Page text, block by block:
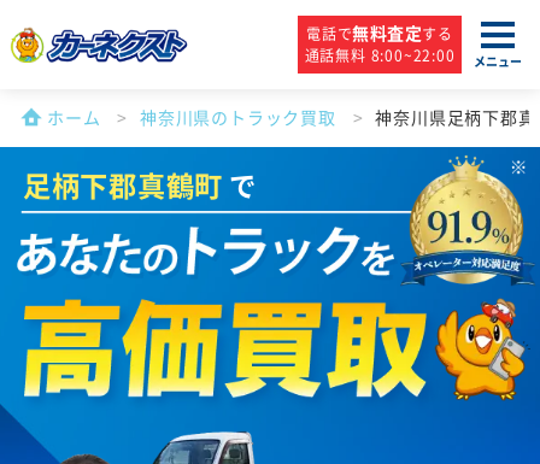
電話で無料査定する
通話無料 8:00~22:00
メニュー
ホーム 神奈川県のトラック買取 神奈川県足柄下郡
足柄下郡真鶴町 で